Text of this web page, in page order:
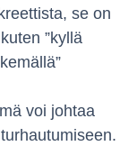
se on
”kyllä
voi johtaa